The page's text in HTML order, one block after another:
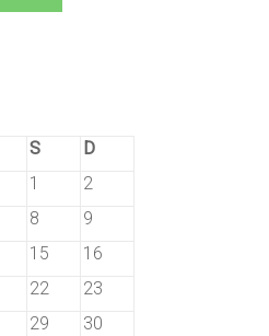
S
D
1
2
8
9
15
16
22
23
29
30